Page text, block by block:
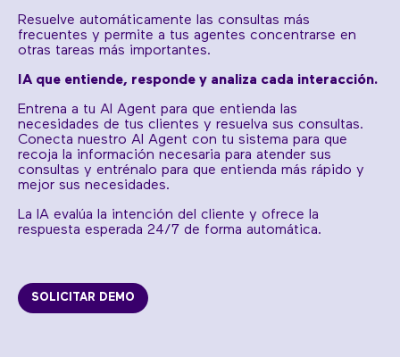
Resuelve automáticamente las consultas más
frecuentes y permite a tus agentes concentrarse en
otras tareas más importantes.
IA que entiende, responde y analiza cada interacción.
Entrena a tu AI Agent para que entienda las
necesidades de tus clientes y resuelva sus consultas.
Conecta nuestro AI Agent con tu sistema para que
recoja la información necesaria para atender sus
consultas y entrénalo para que entienda más rápido y
mejor sus necesidades.
La IA evalúa la intención del cliente y ofrece la
respuesta esperada 24/7 de forma automática.
SOLICITAR DEMO